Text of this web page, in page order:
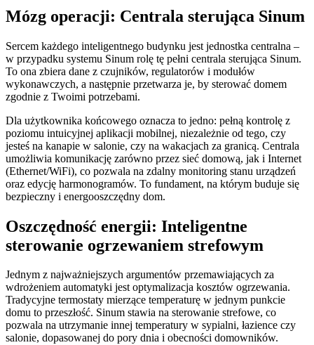
Mózg operacji: Centrala sterująca Sinum
Sercem każdego inteligentnego budynku jest jednostka centralna –
w przypadku systemu Sinum rolę tę pełni centrala sterująca Sinum.
To ona zbiera dane z czujników, regulatorów i modułów
wykonawczych, a następnie przetwarza je, by sterować domem
zgodnie z Twoimi potrzebami.
Dla użytkownika końcowego oznacza to jedno: pełną kontrolę z
poziomu intuicyjnej aplikacji mobilnej, niezależnie od tego, czy
jesteś na kanapie w salonie, czy na wakacjach za granicą. Centrala
umożliwia komunikację zarówno przez sieć domową, jak i Internet
(Ethernet/WiFi), co pozwala na zdalny monitoring stanu urządzeń
oraz edycję harmonogramów. To fundament, na którym buduje się
bezpieczny i energooszczędny dom.
Oszczędność energii: Inteligentne
sterowanie ogrzewaniem strefowym
Jednym z najważniejszych argumentów przemawiających za
wdrożeniem automatyki jest optymalizacja kosztów ogrzewania.
Tradycyjne termostaty mierzące temperaturę w jednym punkcie
domu to przeszłość. Sinum stawia na sterowanie strefowe, co
pozwala na utrzymanie innej temperatury w sypialni, łazience czy
salonie, dopasowanej do pory dnia i obecności domowników.